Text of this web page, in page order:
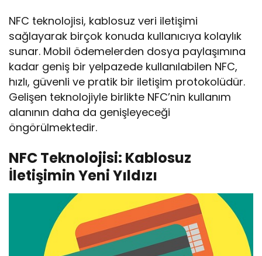
NFC teknolojisi, kablosuz veri iletişimi
sağlayarak birçok konuda kullanıcıya kolaylık
sunar. Mobil ödemelerden dosya paylaşımına
kadar geniş bir yelpazede kullanılabilen NFC,
hızlı, güvenli ve pratik bir iletişim protokolüdür.
Gelişen teknolojiyle birlikte NFC’nin kullanım
alanının daha da genişleyeceği
öngörülmektedir.
NFC Teknolojisi: Kablosuz
İletişimin Yeni Yıldızı